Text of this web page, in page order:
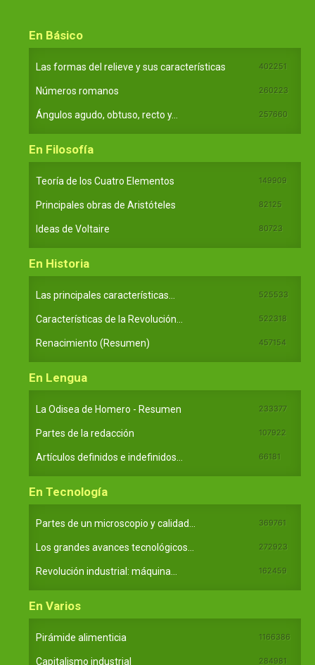
En Básico
Las formas del relieve y sus características 402251
Números romanos 260223
Ángulos agudo, obtuso, recto y... 257660
En Filosofía
Teoría de los Cuatro Elementos 149909
Principales obras de Aristóteles 82125
Ideas de Voltaire 80723
En Historia
Las principales características... 525533
Características de la Revolución... 522318
Renacimiento (Resumen) 457154
En Lengua
La Odisea de Homero - Resumen 233377
Partes de la redacción 107922
Artículos definidos e indefinidos... 66181
En Tecnología
Partes de un microscopio y calidad... 369761
Los grandes avances tecnológicos... 272923
Revolución industrial: máquina... 162459
En Varios
Pirámide alimenticia 1166386
Capitalismo industrial 284981